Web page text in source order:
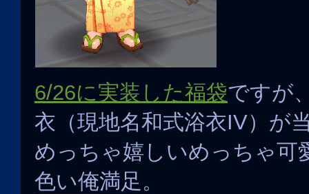
6/26に実装した福袋ですが
衣（現地名和式浴衣IV）が
めっちゃ嬉しいめっちゃ可
色い俺満足。